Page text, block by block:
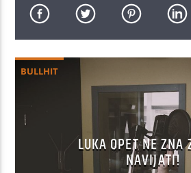
BULLHIT
LUKA OPET NE ZNA
NAVIJATI!